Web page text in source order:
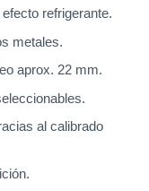
refrigerante.
metales.
aprox. 22 mm.
al calibrado